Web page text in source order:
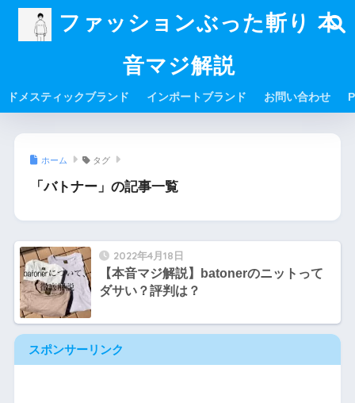
ファッションぶった斬り 本
音マジ解説
ドメスティックブランド インポートブランド お問い合わせ
ホーム タグ
「バトナー」の記事一覧
2022年4月18日
【本音マジ解説】batonerのニットって
ダサい？評判は？
スポンサーリンク